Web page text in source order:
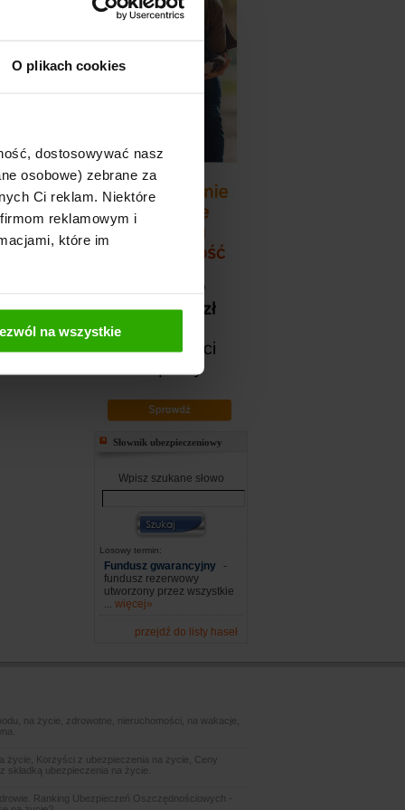
O plikach cookies
dostosowywać nasz
osobowe) zebrane za
Ci reklam. Niektóre
reklamowym i
które im
na wszystkie
Słownik ubezpieczeniowy
Wpisz szukane słowo
Losowy termin:
Fundusz gwarancyjny
-
fundusz rezerwowy
utworzony przez wszystkie
... więcej»
przejdź do listy haseł
na życie, zdrowotne, nieruchomości, na wakacje,
życie, Korzyści z ubezpieczenia na życie, Ceny
ubezpieczenia na życie.
Ranking Ubezpieczeń Oszczędnościowych -